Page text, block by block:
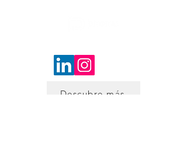
Descubre más